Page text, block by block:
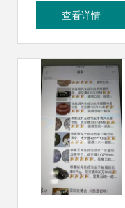
拍卖资质与业务运
查看详情